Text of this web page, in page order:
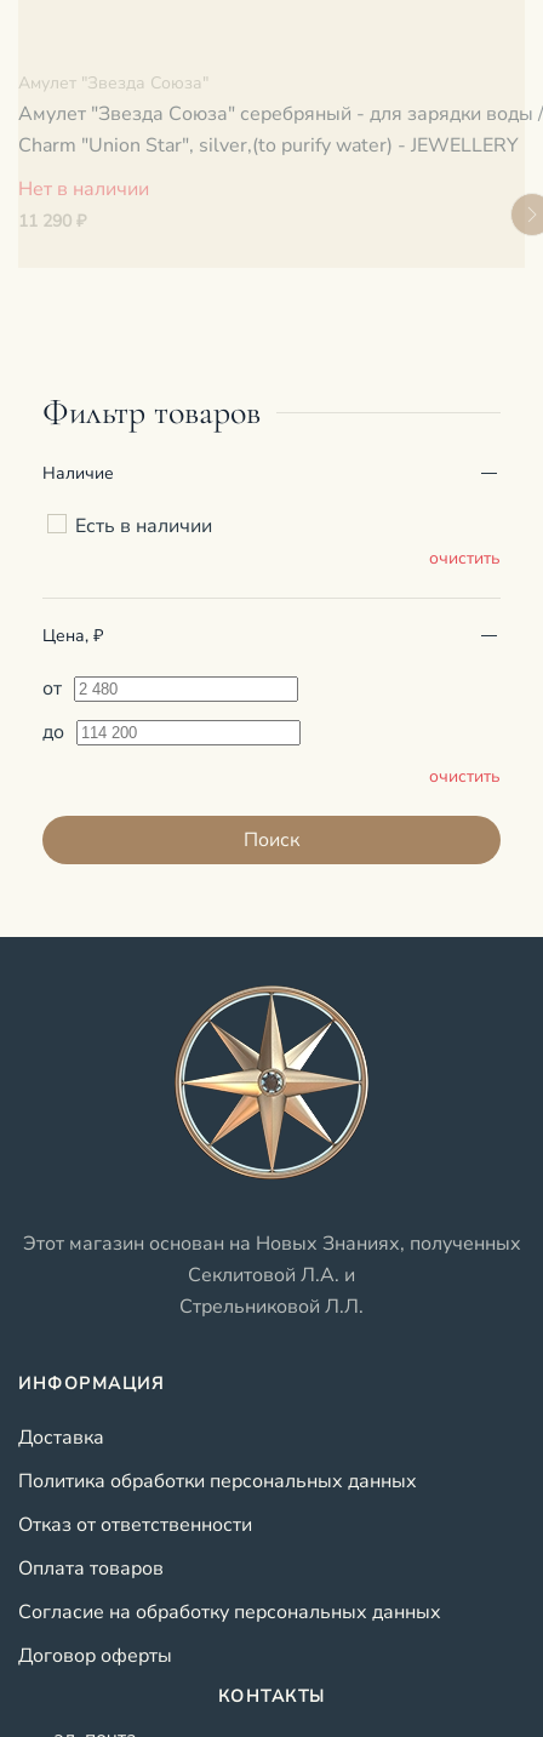
Амулет "Звезда Союза"
Амулет "Звезда Союза" серебряный - для зарядки воды /
Charm "Union Star", silver,(to purify water) - JEWELLERY
Нет в наличии
11 290 ₽
Фильтр товаров
Наличие
Есть в наличии
очистить
Цена, ₽
от
до
очистить
Поиск
Этот магазин основан на Новых Знаниях, полученных
Секлитовой Л.А. и
Стрельниковой Л.Л.
ИНФОРМАЦИЯ
Доставка
Политика обработки персональных данных
Отказ от ответственности
Оплата товаров
Согласие на обработку персональных данных
Договор оферты
КОНТАКТЫ